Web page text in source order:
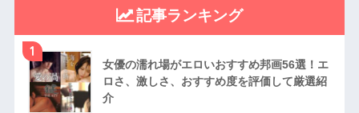
記事ランキング
1
女優の濡れ場がエロいおすすめ邦画56選！エ
ロさ、激しさ、おすすめ度を評価して厳選紹
介